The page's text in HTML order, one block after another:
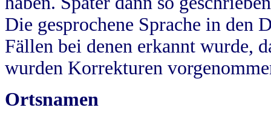
Die gesprochene Sprache in
Fällen bei denen erkannt wurde,
wurden Korrekturen
Ortsnamen